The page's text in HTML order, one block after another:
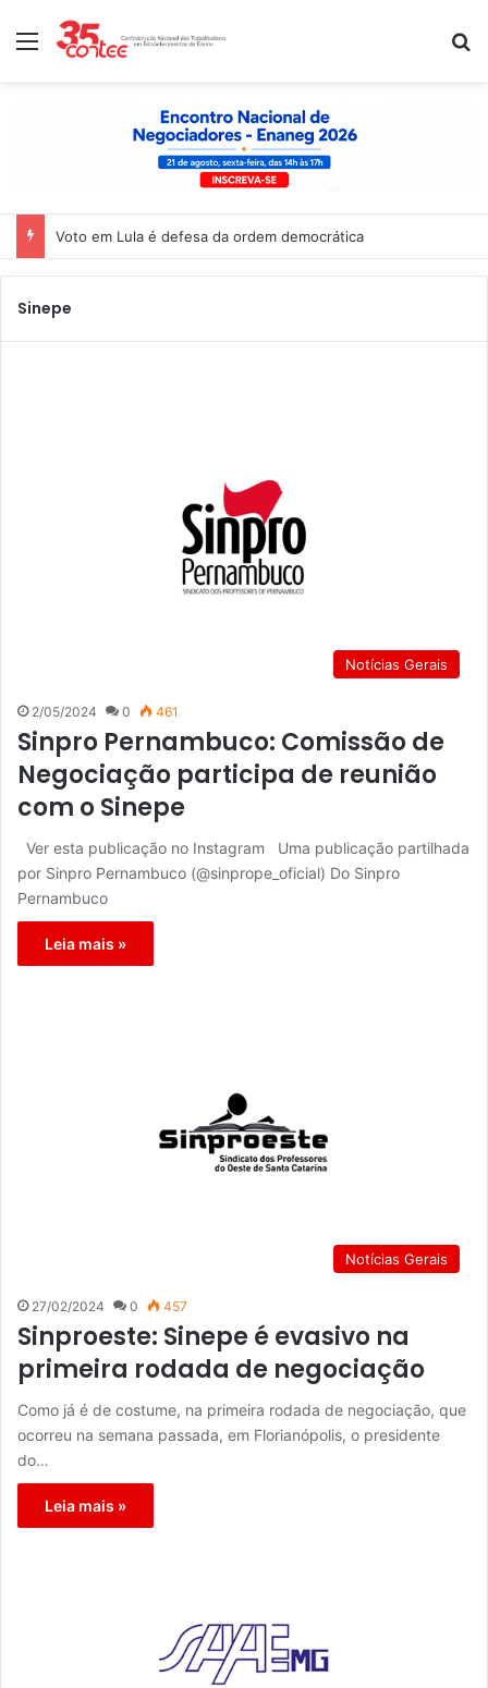
Menu
Voto em Lula é defesa da ordem democrática
Sinepe
Notícias Gerais
2/05/2024 0 461
Sinpro Pernambuco: Comissão de
Negociação participa de reunião
com o Sinepe
Ver esta publicação no Instagram Uma publicação partilhada
por Sinpro Pernambuco (@sinprope_oficial) Do Sinpro
Pernambuco
Leia mais »
Notícias Gerais
27/02/2024 0 457
Sinproeste: Sinepe é evasivo na
primeira rodada de negociação
Como já é de costume, na primeira rodada de negociação, que
ocorreu na semana passada, em Florianópolis, o presidente
do…
Leia mais »